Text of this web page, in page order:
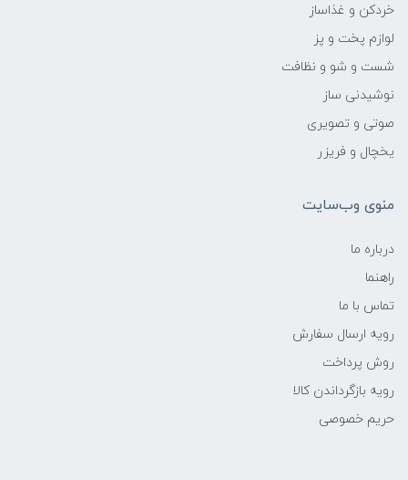
خردکن و غذاساز
لوازم پخت و پز
شست و شو و نظافت
نوشیدنی ساز
صوتی و تصویری
یخچال و فریزر
منوی وب‌سایت
درباره ما
راهنما
تماس با ما
رویه ارسال سفارش
روش پرداخت
رویه‌ بازگرداندن کالا
حریم خصوصی